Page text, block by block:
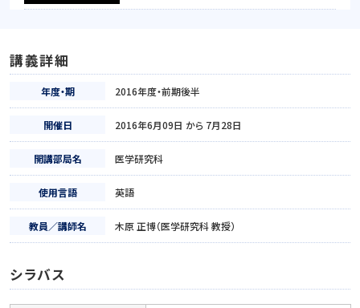
講義詳細
年度・期 2016年度・前期後半
開催日 2016年6月09日 から 7月28日
開講部局名 医学研究科
使用言語 英語
教員／講師名 木原 正博（医学研究科 教授）
シラバス